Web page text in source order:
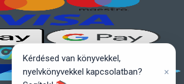
Kérdésed van könyvekkel,
nyelvkönyvekkel kapcsolatban?
×